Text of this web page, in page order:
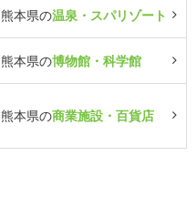
熊本県の温泉・スパリゾート
熊本県の博物館・科学館
熊本県の商業施設・百貨店